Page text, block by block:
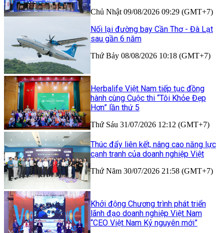
Chủ Nhật 09/08/2026 09:29 (GMT+7)
Nối lại đường bay Cần Thơ - Đà Lạt
sau gần 6 năm
Thứ Bảy 08/08/2026 10:18 (GMT+7)
Herbalife Việt Nam tiếp tục đồng
hành cùng Cuộc thi “Tôi Khỏe Đẹp
Hơn” lần thứ 5
Thứ Sáu 31/07/2026 12:12 (GMT+7)
Thúc đẩy liên kết, nâng cao năng lực
cạnh tranh của doanh nghiệp Việt
Thứ Năm 30/07/2026 21:58 (GMT+7)
Khởi động Chương trình phát triển
lãnh đạo doanh nghiệp Việt Nam
“CEO Việt Nam Kỷ nguyên mới”